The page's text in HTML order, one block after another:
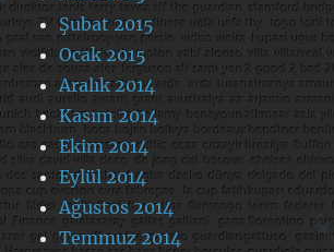
Şubat 2015
Ocak 2015
Aralık 2014
Kasım 2014
Ekim 2014
Eylül 2014
Ağustos 2014
Temmuz 2014